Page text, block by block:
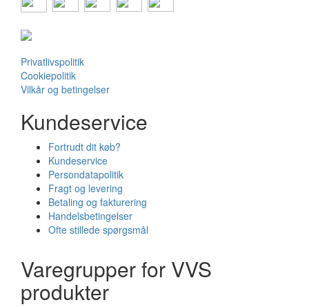
Privatlivspolitik
Cookiepolitik
Vilkår og betingelser
Kundeservice
Fortrudt dit køb?
Kundeservice
Persondatapolitik
Fragt og levering
Betaling og fakturering
Handelsbetingelser
Ofte stillede spørgsmål
Varegrupper for VVS
produkter